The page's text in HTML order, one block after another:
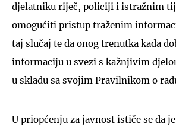
djelatniku riječ, policiji i istražnim
omogućiti pristup traženim
taj slučaj te da onog trenutka kada
informaciju u svezi s kažnjivim
u skladu sa svojim Pravilnikom o
U priopćenju za javnost ističe se da